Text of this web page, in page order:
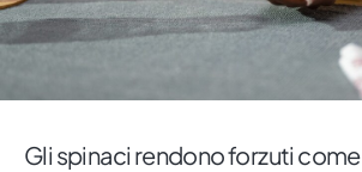
Gli spinaci rendono forzuti